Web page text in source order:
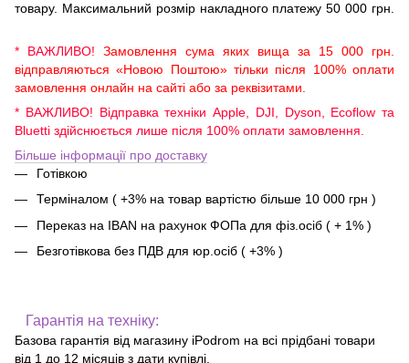
товару. Максимальний розмір накладного платежу 50 000 грн.
* ВАЖЛИВО! Замовлення сума яких вища за 15 000 грн.
відправляються «Новою Поштою» тільки після 100% оплати
замовлення онлайн на сайті або за реквізитами.
* ВАЖЛИВО! Відправка техніки Apple, DJI, Dyson, Ecoflow та
Bluetti здійснюється лише після 100% оплати замовлення.
Більше інформації про доставку
Готівкою
Терміналом ( +3% на товар вартістю більше 10 000 грн )
Переказ на IBAN на рахунок ФОПа для фіз.осіб ( + 1% )
Безготівкова без ПДВ для юр.осіб ( +3% )
Гарантія на техніку:
Базова гарантія від магазину iPodrom на всі прідбані товари
від 1 до 12 місяців з дати купівлі.